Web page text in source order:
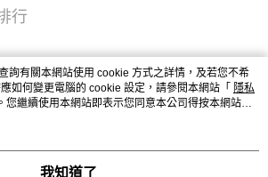
行
詢有關本網站使用 cookie 方式之詳情，及若您不希
如何變更電腦的 cookie 設定，請參閱本網站「 隱私
您繼續使用本網站即表示您同意本公司得按本網站使
cookie。
我知道了